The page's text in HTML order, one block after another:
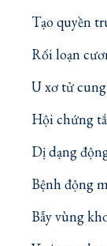
Tạo quyền
Rối loạn
U xơ tử cung
Hội chứng
Dị dạng
Bệnh động
Bẫy vùng